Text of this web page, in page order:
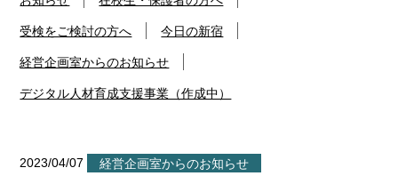
受検をご検討の方へ 今日の新宿
経営企画室からのお知らせ
デジタル人材育成支援事業（作成中）
2023/04/07 経営企画室からのお知らせ